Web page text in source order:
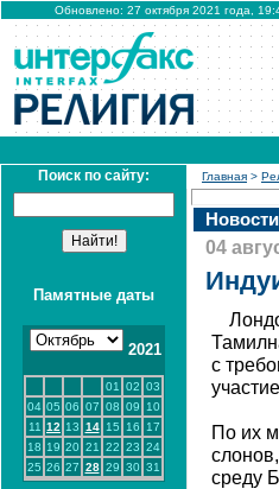
Обновлено: 27 октября 2021 года,
Поиск по сайту:
Памятные даты
2021
01 02 03
04 05 06 07 08 09
10
11 12 13 14 15 16
17
18 19 20 21 22 23 24
25 26 27 28 29 30 31
Главная >
Новости
04
с
По их
среду